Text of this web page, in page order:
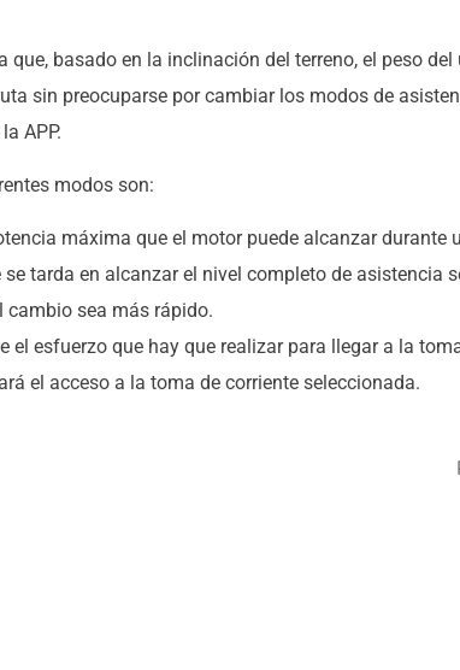
basado en la inclinación del terreno, el peso
sin preocuparse por cambiar los modos de
APP.
modos son:
máxima que el motor puede alcanzar durante
tarda en alcanzar el nivel completo de asistencia
cambio sea más rápido.
el esfuerzo que hay que realizar para llegar a la
el acceso a la toma de corriente seleccionada.